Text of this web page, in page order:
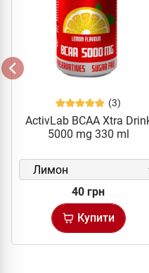
(3)
ActivLab BCAA Xtra
5000 mg 330 ml
40 грн
Купити